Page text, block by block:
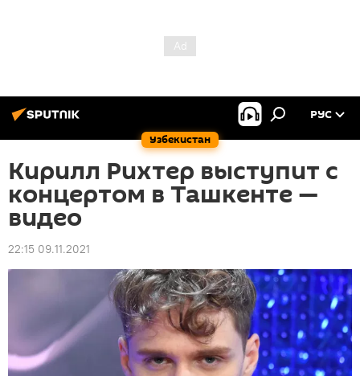
Узбекистан
РУС
Кирилл Рихтер выступит с
концертом в Ташкенте —
видео
22:15 09.11.2021